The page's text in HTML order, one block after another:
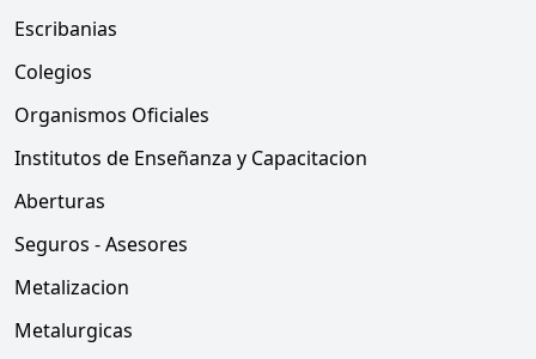
Escribanias
Colegios
Organismos Oficiales
Institutos de Enseñanza y Capacitacion
Aberturas
Seguros - Asesores
Metalizacion
Metalurgicas